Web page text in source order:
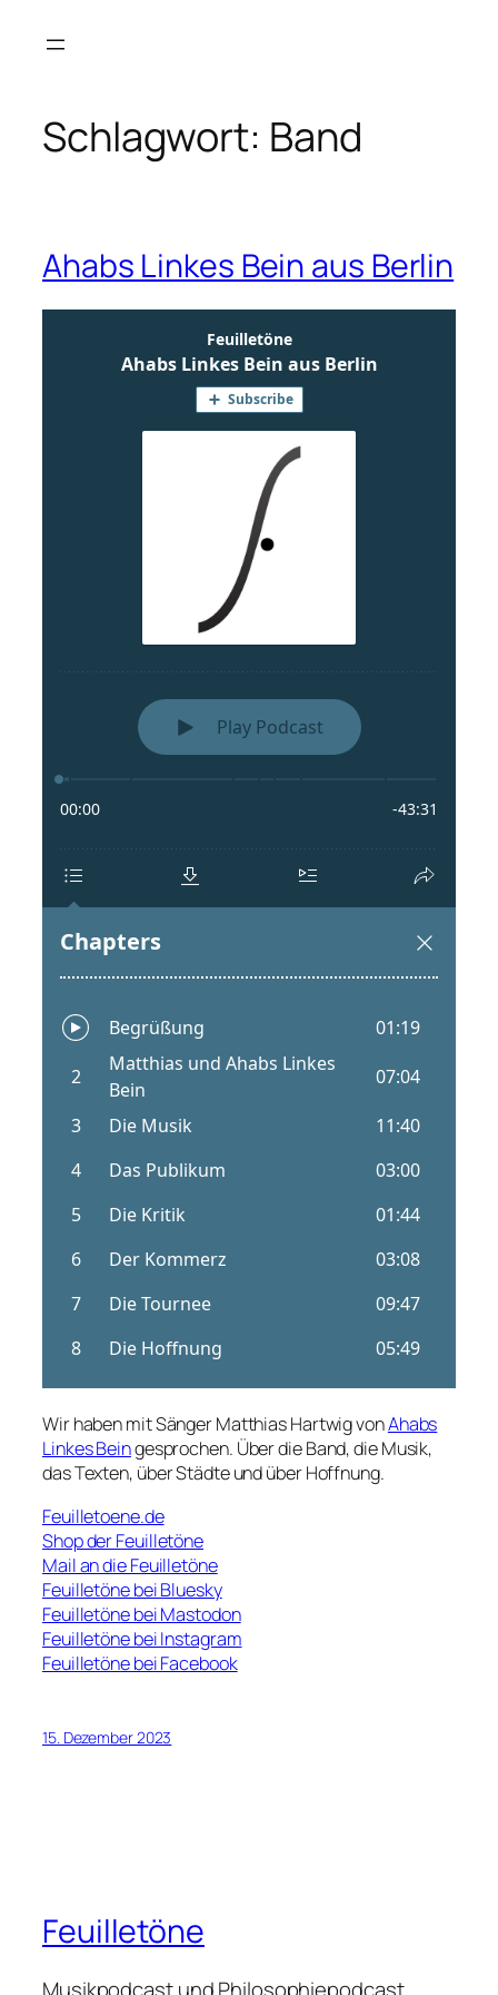
Inhalt
Schlagwort: Band
Ahabs Linkes Bein aus Berlin
Wir haben mit Sänger Matthias Hartwig vonAhabs
Linkes Beingesprochen. Über die Band, die Musik,
das Texten, über Städte und über Hoffnung.
Feuilletoene.de
Shop der Feuilletöne
Mail an die Feuilletöne
Feuilletöne bei Bluesky
Feuilletöne bei Mastodon
Feuilletöne bei Instagram
Feuilletöne bei Facebook
15. Dezember 2023
Feuilletöne
Musikpodcast und Philosophiepodcast